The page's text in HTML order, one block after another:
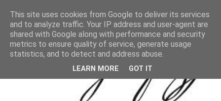
This site uses cookies from Google to deliver its services
and to analyze traffic. Your IP address and user-agent are
shared with Google along with performance and security
metrics to ensure quality of service, generate usage
statistics, and to detect and address abuse.
LEARN MORE GOT IT